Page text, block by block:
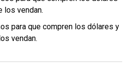
los vendan.
para que compren los dólares y
vendan.